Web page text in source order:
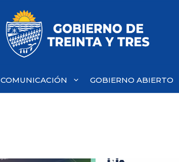
COMUNICACIÓN GOBIERNO ABIERTO